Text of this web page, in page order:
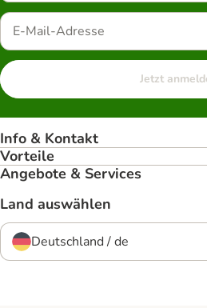
Jetzt
Info & Kontakt
Vorteile
Angebote & Services
Land auswählen
Deutschland / de